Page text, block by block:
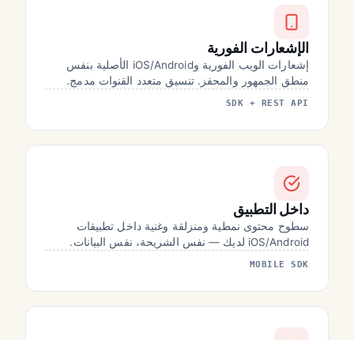
الإشعارات الفورية
إشعارات الويب الفورية وiOS/Android الأصلية بنفس
منطق الجمهور والمحفز. تنسيق متعدد القنوات مدمج.
SDK + REST API
داخل التطبيق
سطوح محتوى نمطية ومنزلقة وغنية داخل تطبيقات
iOS/Android لديك — نفس الشريحة، نفس البيانات.
MOBILE SDK